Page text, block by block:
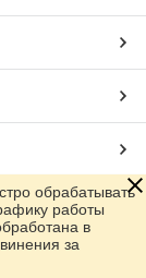
обрабатывать
работы
в
за